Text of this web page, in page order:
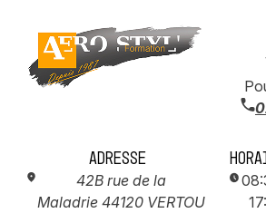
Adresse
42B rue de la
Maladrie44120 VERTOU